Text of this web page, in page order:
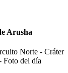
Arusha